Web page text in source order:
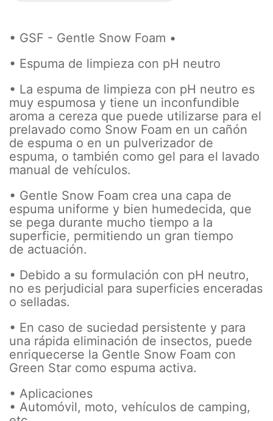
• GSF - Gentle Snow Foam •
• Espuma de limpieza con pH neutro
• La espuma de limpieza con pH neutro es
muy espumosa y tiene un inconfundible
aroma a cereza que puede utilizarse para el
prelavado como Snow Foam en un cañón
de espuma o en un pulverizador de
espuma, o también como gel para el lavado
manual de vehículos.
• Gentle Snow Foam crea una capa de
espuma uniforme y bien humedecida, que
se pega durante mucho tiempo a la
superficie, permitiendo un gran tiempo
de actuación.
• Debido a su formulación con pH neutro,
no es perjudicial para superficies enceradas
o selladas.
• En caso de suciedad persistente y para
una rápida eliminación de insectos, puede
enriquecerse la Gentle Snow Foam con
Green Star como espuma activa.
• Aplicaciones
• Automóvil, moto, vehículos de camping,